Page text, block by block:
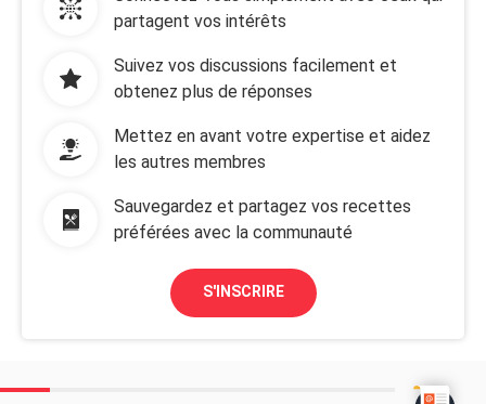
partagent vos intérêts
Suivez vos discussions facilement et
obtenez plus de réponses
Mettez en avant votre expertise et aidez
les autres membres
Sauvegardez et partagez vos recettes
préférées avec la communauté
S'INSCRIRE